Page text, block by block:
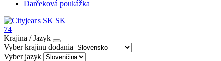
Darčeková poukážka
SK
74
Krajina / Jazyk
Vyber krajinu dodania
Vyber jazyk